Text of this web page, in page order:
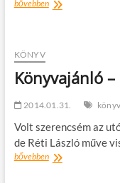
bővebbenKönyvajánló:
KÖNYV
Könyvajánló
2014.01.31. könyv
Volt szerencsém az
de Réti László műve
bővebbenKönyvajánló